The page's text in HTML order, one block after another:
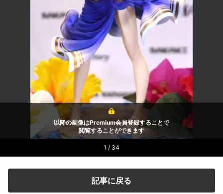
以降の画像はPremium会員登録することで
閲覧することができます
1 / 34
記事に戻る